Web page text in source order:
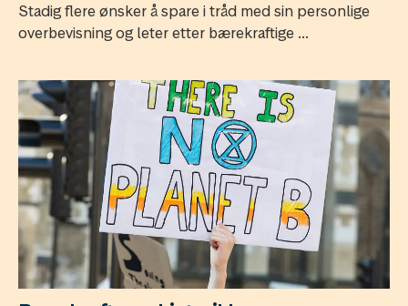
Stadig flere ønsker å spare i tråd med sin personlige
overbevisning og leter etter bærekraftige ...